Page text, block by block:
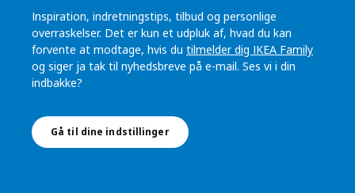
Inspiration, indretningstips, tilbud og personlige
overraskelser. Det er kun et udpluk af, hvad du kan
forvente at modtage, hvis du tilmelder dig IKEA Family
og siger ja tak til nyhedsbreve på e-mail. Ses vi i din
indbakke?
Gå til dine indstillinger